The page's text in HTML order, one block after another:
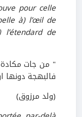
pour celle
à) l’œil de
de
" من جات
فالبهجة دونها
(ولد مرزوق)